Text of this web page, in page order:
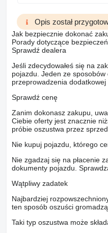
Opis został
Jak bezpiecznie dokonać
Porady dotyczące
Sprawdź dealera
Jeśli zdecydowałeś się na
pojazdu. Jeden ze
przeprowadzenia dodatkowej
Sprawdź cenę
Zanim dokonasz zakupu,
Ciebie oferty jest znacznie
próbie oszustwa przez
Nie kupuj pojazdu, którego
Nie zgadzaj się na płacenie
dokumenty pojazdu.
Wątpliwy zadatek
Najbardziej
ten sposób oszuści
Taki typ oszustwa może